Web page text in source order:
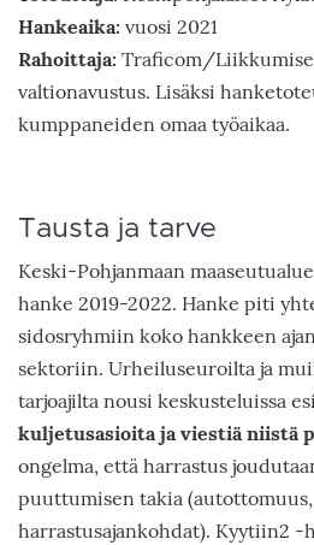
Hankeaika: vuosi 2021
Rahoittaja: Traficom/
valtionavustus. Lisäksi
kumppaneiden omaa työaikaa.
Tausta ja tarve
Keski-Pohjanmaan
hanke 2019-2022. Hanke piti
sidosryhmiin koko hankkeen
sektoriin. Urheiluseuroilta ja
tarjoajilta nousi keskusteluissa
kuljetusasioita ja viestiä niistä
ongelma, että harrastus
puuttumisen takia
harrastusajankohdat). Kyytiin2 -